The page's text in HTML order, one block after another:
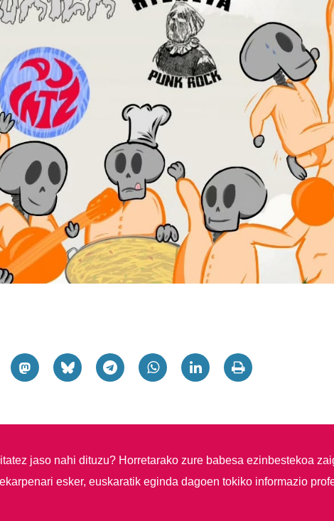
jaso nahi dituzu? Horretarako zure babesa ezinbestekoa
esker, euskaratik eginda dagoen tokiko informazio